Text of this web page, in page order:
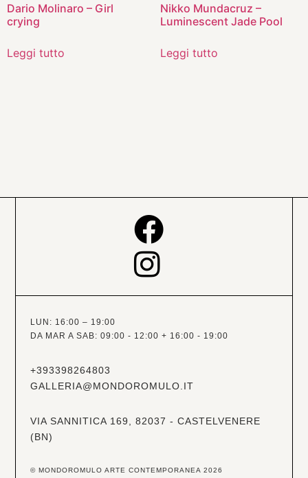
Dario Molinaro – Girl
crying
Leggi tutto
Nikko Mundacruz –
Luminescent Jade Pool
Leggi tutto
© MONDOROMULO ARTE CONTEMPORANEA 2026
VIA SANNITICA 169, 82037 - CASTELVENERE
(BN)
+393398264803
GALLERIA@MONDOROMULO.IT
LUN: 16:00 – 19:00
DA MAR A SAB: 09:00 - 12:00 + 16:00 - 19:00